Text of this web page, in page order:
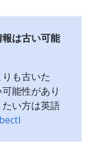
は古い可能
も古いた
能性があり
い方は英語